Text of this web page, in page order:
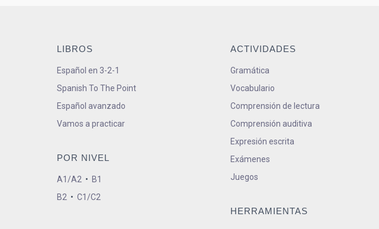
LIBROS
Español en 3-2-1
Spanish To The Point
Español avanzado
Vamos a practicar
POR NIVEL
A1/A2 • B1
B2 • C1/C2
ACTIVIDADES
Gramática
Vocabulario
Comprensión de lectura
Comprensión auditiva
Expresión escrita
Exámenes
Juegos
HERRAMIENTAS